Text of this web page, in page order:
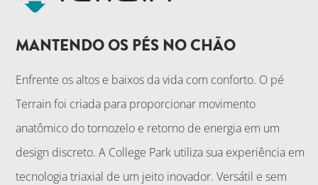
MANTENDO OS PÉS NO CHÃO
Enfrente os altos e baixos da vida com conforto. O pé
Terrain foi criada para proporcionar movimento
anatômico do tornozelo e retorno de energia em um
design discreto. A College Park utiliza sua experiência em
tecnologia triaxial de um jeito inovador. Versátil e sem